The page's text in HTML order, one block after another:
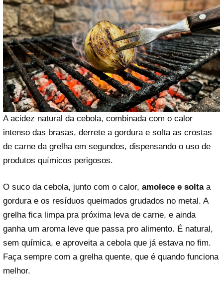
A acidez natural da cebola, combinada com o calor
intenso das brasas, derrete a gordura e solta as crostas
de carne da grelha em segundos, dispensando o uso de
produtos químicos perigosos.
O suco da cebola, junto com o calor, amolece e soltaa
gordura e os resíduos queimados grudados no metal. A
grelha fica limpa pra próxima leva de carne, e ainda
ganha um aroma leve que passa pro alimento. É natural,
sem química, e aproveita a cebola que já estava no fim.
Faça sempre com a grelha quente, que é quando funciona
melhor.